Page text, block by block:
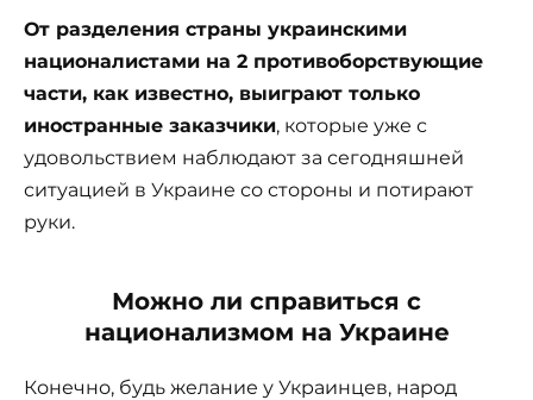
От разделения страны украинскими
националистами на 2 противоборствующие
части, как известно, выиграют только
иностранные заказчики, которые уже с
удовольствием наблюдают за сегодняшней
ситуацией в Украине со стороны и потирают
руки.
Можно ли справиться с
национализмом на Украине
Конечно, будь желание у Украинцев, народ